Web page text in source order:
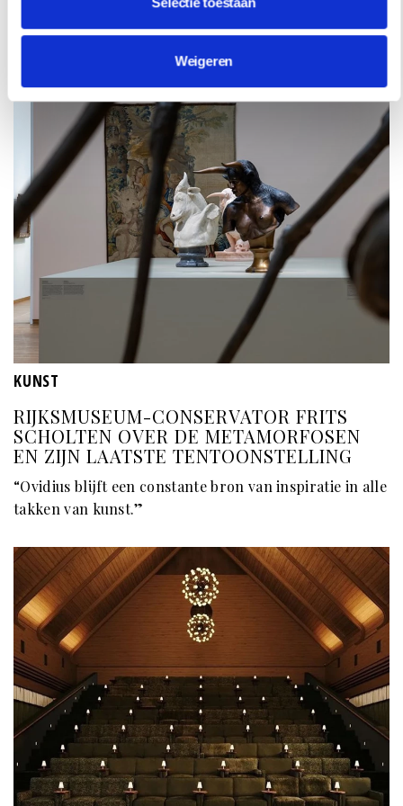
Weigeren
KUNST
RIJKSMUSEUM-CONSERVATOR FRITS
SCHOLTEN OVER DE METAMORFOSEN
EN ZIJN LAATSTE TENTOONSTELLING
“Ovidius blijft een constante bron van inspiratie in alle
takken van kunst.”